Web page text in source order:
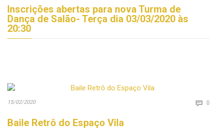
Inscrições abertas para nova Turma de
Dança de Salão- Terça dia 03/03/2020 às
20:30
15/02/2020  0
Baile Retrô do Espaço Vila